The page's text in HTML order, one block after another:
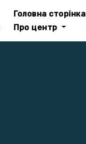
Головна сторінка
Про центр